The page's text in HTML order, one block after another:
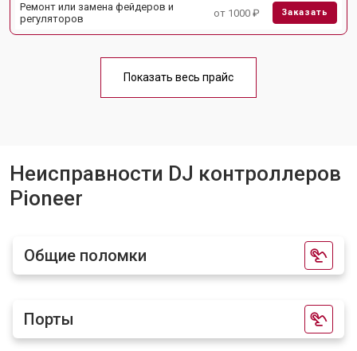
Ремонт или замена фейдеров и
регуляторов
от 1000 ₽ Заказать
Показать весь прайс
Неисправности DJ контроллеров
Pioneer
Общие поломки
Порты